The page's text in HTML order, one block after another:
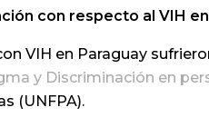
con respecto al VIH
VIH en Paraguay
y Discriminación en
(UNFPA).